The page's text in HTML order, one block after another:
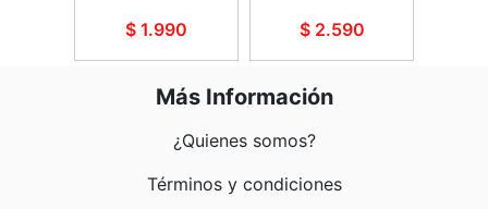
$ 1.990 $ 2.590
Más Información
¿Quienes somos?
Términos y condiciones